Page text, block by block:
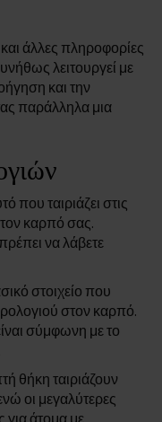
άλλες πληροφορίες
λειτουργεί με
και την
παράλληλα μια
που ταιριάζει στις
καρπό σας.
να λάβετε
στοιχείο που
στον καρπό.
σύμφωνη με το
θήκη ταιριάζουν
οι μεγαλύτερες
για άτομα με